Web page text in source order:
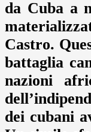
da Cuba a
Castro.
battaglia
nazioni
dei cubani